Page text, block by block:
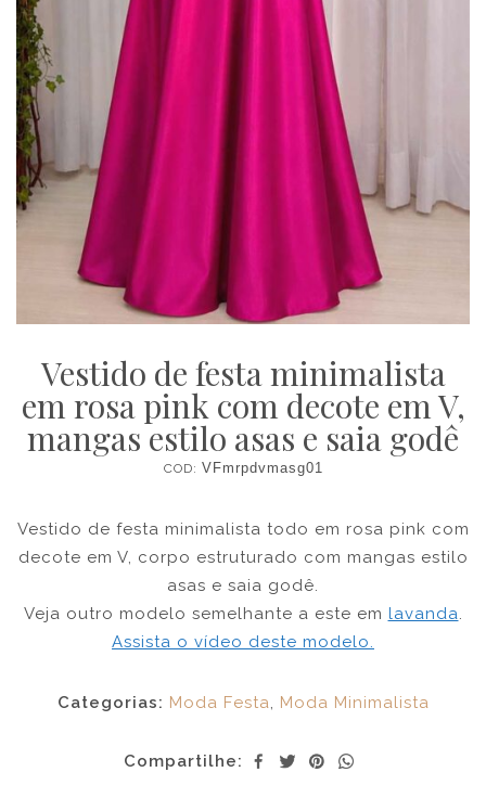
Vestido de festa minimalista
em rosa pink com decote em V,
mangas estilo asas e saia godê
COD: VFmrpdvmasg01
Vestido de festa minimalista todo em rosa pink com
decote em V, corpo estruturado com mangas estilo
asas e saia godê.
Veja outro modelo semelhante a este em lavanda.
Assista o vídeo deste modelo.
Categorias: Moda Festa, Moda Minimalista
Compartilhe: